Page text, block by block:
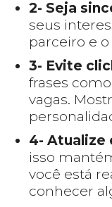
2- Seja
seus
parceiro e
3- Evite
frases
vagas.
4- Atualize
isso
você está
conhecer